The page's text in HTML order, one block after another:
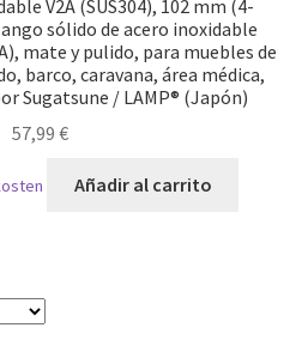
V2A (SUS304), 102 mm (4-
sólido de acero inoxidable
mate y pulido, para muebles de
barco, caravana, área médica,
Sugatsune / LAMP® (Japón)
57,99 €
Añadir al carrito